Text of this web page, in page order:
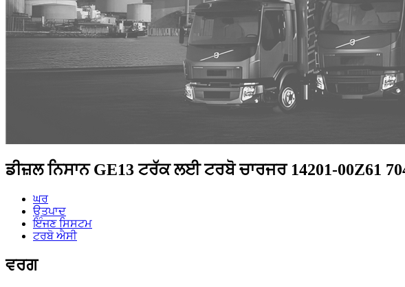
ਡੀਜ਼ਲ ਨਿਸਾਨ GE13 ਟਰੱਕ ਲਈ ਟਰਬੋ ਚਾਰਜਰ 14201-00Z61
ਘਰ
ਉਤਪਾਦ
ਇੰਜਣ ਸਿਸਟਮ
ਟਰਬੋ ਐਸੀ
ਵਰਗ